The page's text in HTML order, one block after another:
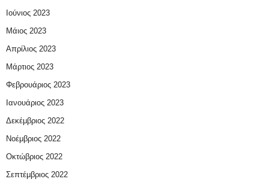
Ιούνιος 2023
Μάιος 2023
Απρίλιος 2023
Μάρτιος 2023
Φεβρουάριος 2023
Ιανουάριος 2023
Δεκέμβριος 2022
Νοέμβριος 2022
Οκτώβριος 2022
Σεπτέμβριος 2022